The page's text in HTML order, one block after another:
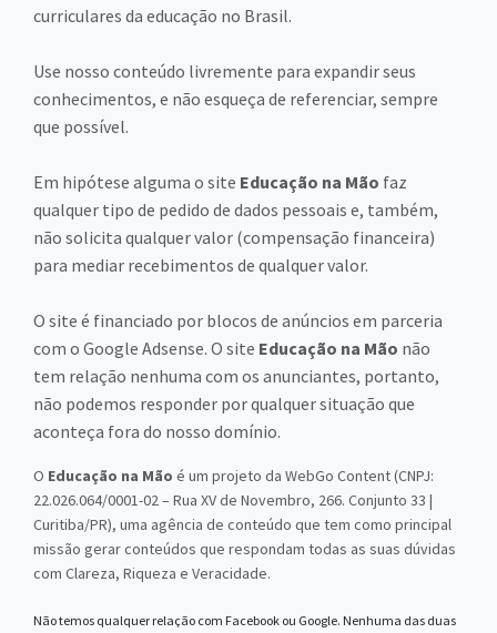
curriculares da educação no Brasil.
Use nosso conteúdo livremente para expandir seus
conhecimentos, e não esqueça de referenciar, sempre
que possível.
Em hipótese alguma o site Educação na Mão faz
qualquer tipo de pedido de dados pessoais e, também,
não solicita qualquer valor (compensação financeira)
para mediar recebimentos de qualquer valor.
O site é financiado por blocos de anúncios em parceria
com o Google Adsense. O site Educação na Mão não
tem relação nenhuma com os anunciantes, portanto,
não podemos responder por qualquer situação que
aconteça fora do nosso domínio.
O Educação na Mão é um projeto da WebGo Content (CNPJ:
22.026.064/0001-02 – Rua XV de Novembro, 266. Conjunto 33 |
Curitiba/PR), uma agência de conteúdo que tem como principal
missão gerar conteúdos que respondam todas as suas dúvidas
com Clareza, Riqueza e Veracidade.
Não temos qualquer relação com Facebook ou Google. Nenhuma das duas